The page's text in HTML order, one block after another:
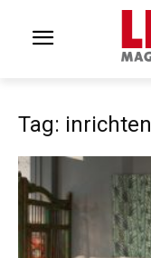
Tag: inrichten